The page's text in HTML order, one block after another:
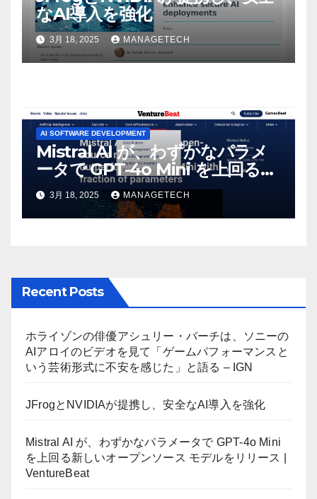
なAI導入を強化
3月 18, 2025 MANAGETECH
AI SOFTWARE DEVELOPMENT
Mistral AI が、わずかなパラメ
ータで GPT-4o Mini を上回る新
しいオープンソース モデルをリ
リース | VentureBeat
3月 18, 2025 MANAGETECH
Recent Posts
ホライゾンの俳優アシュリー・バーチは、ソニーの
AIアロイのビデオを見て「ゲームパフォーマンスと
いう芸術形式に不安を感じた」と語る – IGN
JFrogとNVIDIAが提携し、安全なAI導入を強化
Mistral AI が、わずかなパラメータで GPT-4o Mini
を上回る新しいオープンソース モデルをリリース |
VentureBeat